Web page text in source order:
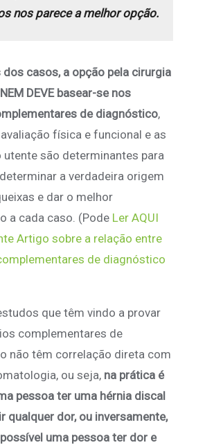
nos parece a melhor opção.
dos casos, a opção pela cirurgia
DEVE basear-se nos
de diagnóstico,
física e funcional e as
utente são determinantes para
a verdadeira origem
e dar o melhor
a cada caso. (Pode Ler AQUI
Artigo sobre a relação entre
de diagnóstico
que têm vindo a provar
complementares de
não têm correlação direta com
ou seja, na prática é
pessoa ter uma hérnia discal
qualquer dor, ou inversamente,
uma pessoa ter dor e